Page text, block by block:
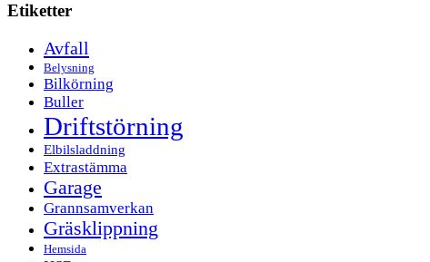
Etiketter
Avfall
Belysning
Bilkörning
Buller
Driftstörning
Elbilsladdning
Extrastämma
Garage
Grannsamverkan
Gräsklippning
Hemsida